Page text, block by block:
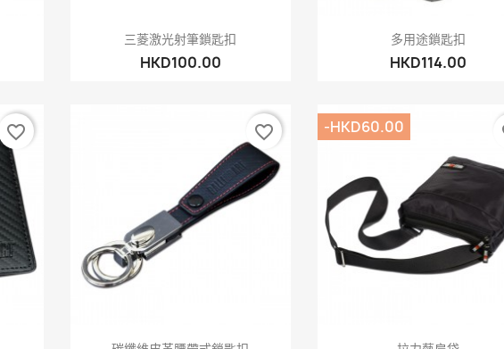
快速查看
三菱激光射筆鎖匙扣
HKD100.00
快速查看
多用途鎖匙扣
HKD114.00
favorite_border
快速查看
favorite_border
快速查看
-HKD60.00